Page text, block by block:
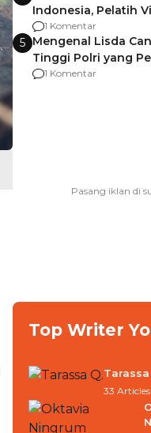
Indonesia, Pelatih
Berencana Pakai
1 Komentar
5 Mengenal Lisda
Tinggi Polri yang
Usai Jadi Brigjen
1 Komentar
Top Writer
Tarassa
33 Articles